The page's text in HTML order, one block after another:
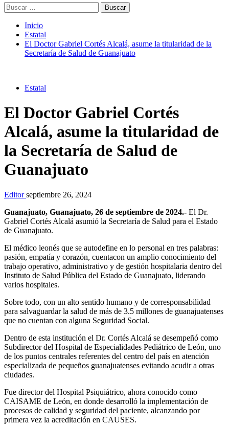
Buscar:
Inicio
Estatal
El Doctor Gabriel Cortés Alcalá, asume la titularidad de la
Secretaría de Salud de Guanajuato
Estatal
El Doctor Gabriel Cortés
Alcalá, asume la titularidad de
la Secretaría de Salud de
Guanajuato
Editorseptiembre 26, 2024
Guanajuato, Guanajuato, 26 de septiembre de 2024.- El Dr.
Gabriel Cortés Alcalá asumió la Secretaría de Salud para el Estado
de Guanajuato.
El médico leonés que se autodefine en lo personal en tres palabras:
pasión, empatía y corazón, cuentacon un amplio conocimiento del
trabajo operativo, administrativo y de gestión hospitalaria dentro del
Instituto de Salud Pública del Estado de Guanajuato, liderando
varios hospitales.
Sobre todo, con un alto sentido humano y de corresponsabilidad
para salvaguardar la salud de más de 3.5 millones de guanajuatenses
que no cuentan con alguna Seguridad Social.
Dentro de esta institución el Dr. Cortés Alcalá se desempeñó como
Subdirector del Hospital de Especialidades Pediátrico de León, uno
de los puntos centrales referentes del centro del país en atención
especializada de pequeños guanajuatenses evitando acudir a otras
ciudades.
Fue director del Hospital Psiquiátrico, ahora conocido como
CAISAME de León, en donde desarrolló la implementación de
procesos de calidad y seguridad del paciente, alcanzando por
primera vez la acreditación en CAUSES.